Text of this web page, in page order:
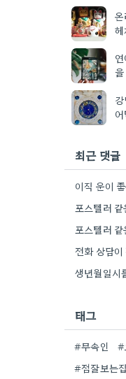
최근 댓글
태그
#무속인 #
#점잘보는집